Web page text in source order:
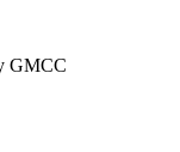
GMCC